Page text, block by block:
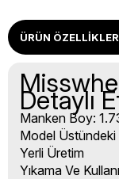
ÜRÜN
Detaylı
Manken Boy:
Model
Yerli Üretim
Yıkama Ve